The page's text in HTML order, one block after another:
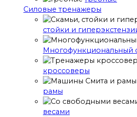
Cиловые тренажеры
стойки и
Многофункциональный
кроссоверы
рамы
весами